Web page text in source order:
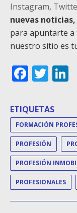
Instagram,
nuevas
para apuntarte a
nuestro sitio es
ETIQUETAS
PROFESIÓN
PROFESIONALES